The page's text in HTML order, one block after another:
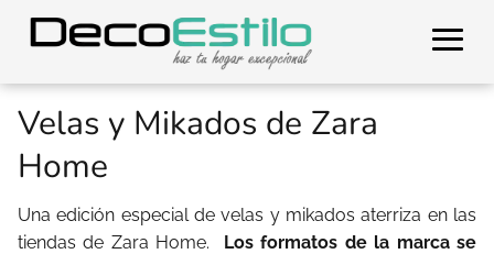
Velas y Mikados de Zara
Home
Una edición especial de velas y mikados aterriza en las
tiendas de Zara Home.
Los formatos de la marca se